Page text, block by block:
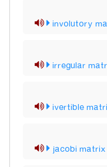
involutory
irregular
ivertible
jacobi matrix